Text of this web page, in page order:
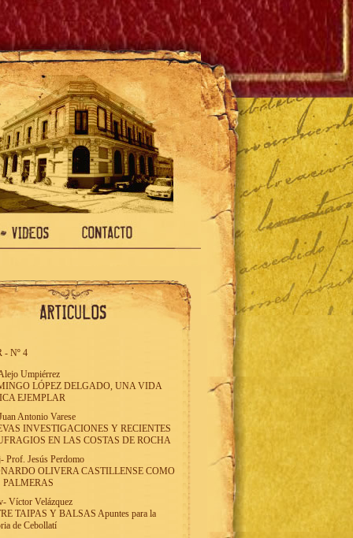
- Nº 4
Umpiérrez
LÓPEZ DELGADO, UNA VIDA
EJEMPLAR
Antonio Varese
INVESTIGACIONES Y RECIENTES
EN LAS COSTAS DE ROCHA
- Prof. Jesús Perdomo
OLIVERA CASTILLENSE COMO
PALMERAS
- Víctor Velázquez
TAIPAS Y BALSAS Apuntes para la
de Cebollatí